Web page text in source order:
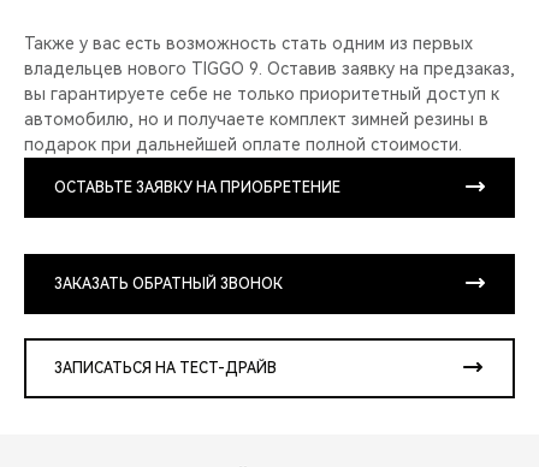
Также у вас есть возможность стать одним из первых
владельцев нового TIGGO 9. Оставив заявку на предзаказ,
вы гарантируете себе не только приоритетный доступ к
автомобилю, но и получаете комплект зимней резины в
подарок при дальнейшей оплате полной стоимости.
ОСТАВЬТЕ ЗАЯВКУ НА ПРИОБРЕТЕНИЕ
ЗАКАЗАТЬ ОБРАТНЫЙ ЗВОНОК
ЗАПИСАТЬСЯ НА ТЕСТ-ДРАЙВ